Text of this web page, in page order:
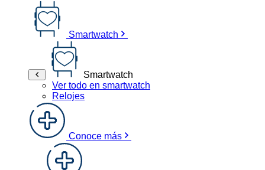
Smartwatch
Smartwatch
Ver todo en smartwatch
Relojes
Conoce más